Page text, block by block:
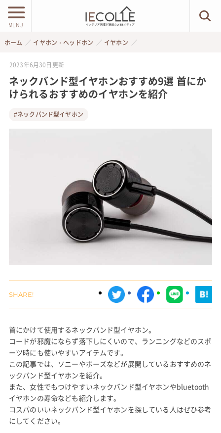
MENU
ホーム イヤホン・ヘッドホン イヤホン
2023年6月30日 更新
ネックバンド型イヤホンおすすめ9選 首にか
けられるおすすめのイヤホンを紹介
#ネックバンド型イヤホン
首にかけて使用するネックバンド型イヤホン。
コードが邪魔にならず落下しにくいので、ランニングなどのスポ
ーツ時にも使いやすいアイテムです。
この記事では、ソニーやボーズなどが展開しているおすすめのネ
ックバンド型イヤホンを紹介。
また、女性でもつけやすいネックバンド型イヤホンやbluetooth
イヤホンの寿命なども紹介します。
コスパのいいネックバンド型イヤホンを探している人はぜひ参考
にしてください。